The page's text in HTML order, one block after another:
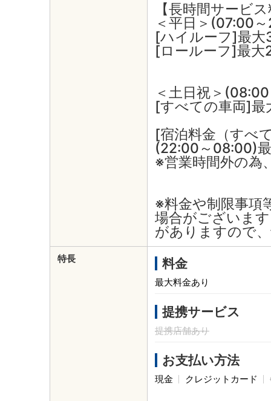
【長時間サービ
＜平日＞(07:00
[ハイルーフ]最
[ロールーフ]最
＜土日祝＞
[すべての車両]
[宿泊料金（すべ
(22:00～08:00)
※営業時間外の為
※料金や制限事項
場合がございま
がありますので
特長 料金
最大料金あり
提携サービス
提携店舗あり
お支払い方法
現金 クレジットカード